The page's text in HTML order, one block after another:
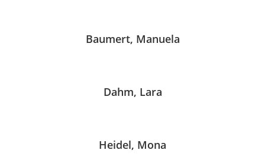
Baumert, Manuela
Dahm, Lara
Heidel, Mona